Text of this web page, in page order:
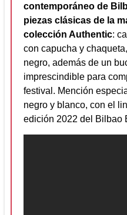
contemporáneo de
piezas clásicas de la
colección Authentic:
con capucha y
negro, además de un
imprescindible para
festival. Mención
negro y blanco, con el
edición 2022 del Bilbao